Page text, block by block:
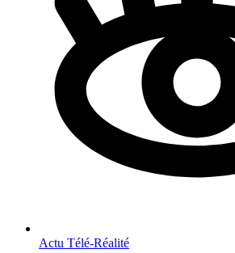
Actu Télé-Réalité